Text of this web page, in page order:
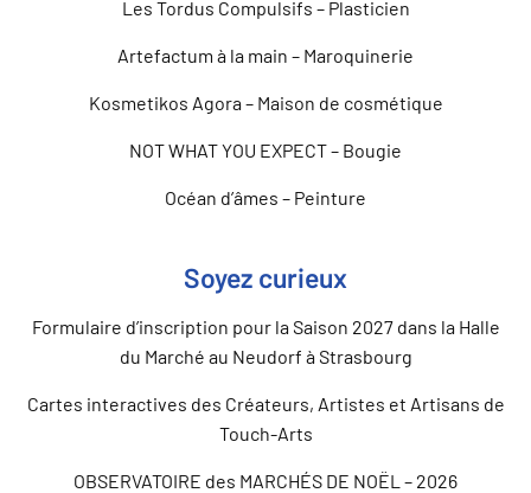
Les Tordus Compulsifs – Plasticien
Artefactum à la main – Maroquinerie
Kosmetikos Agora – Maison de cosmétique
NOT WHAT YOU EXPECT – Bougie
Océan d’âmes – Peinture
Soyez curieux
Formulaire d’inscription pour la Saison 2027 dans la Halle
du Marché au Neudorf à Strasbourg
Cartes interactives des Créateurs, Artistes et Artisans de
Touch-Arts
OBSERVATOIRE des MARCHÉS DE NOËL – 2026